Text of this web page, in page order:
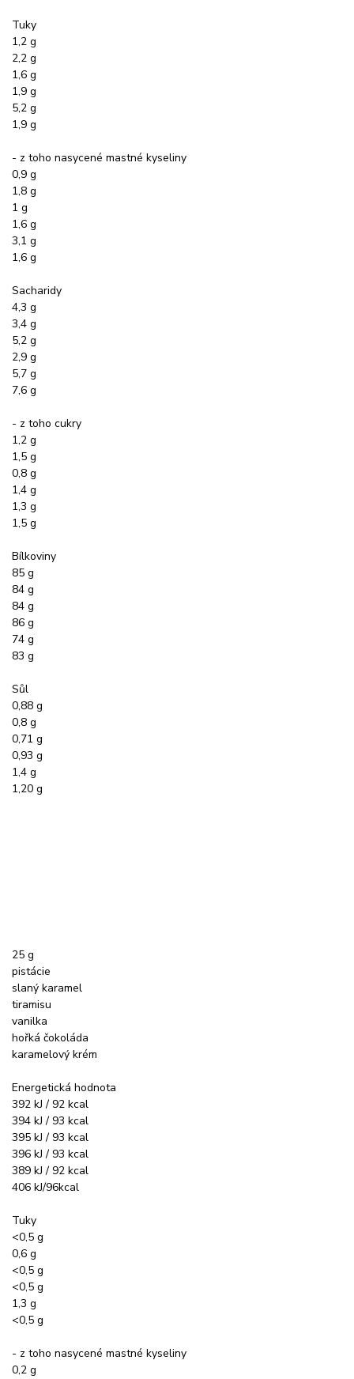
Tuky
1,2 g
2,2 g
1,6 g
1,9 g
5,2 g
1,9 g
- z toho nasycené mastné kyseliny
0,9 g
1,8 g
1 g
1,6 g
3,1 g
1,6 g
Sacharidy
4,3 g
3,4 g
5,2 g
2,9 g
5,7 g
7,6 g
- z toho cukry
1,2 g
1,5 g
0,8 g
1,4 g
1,3 g
1,5 g
Bílkoviny
85 g
84 g
84 g
86 g
74 g
83 g
Sůl
0,88 g
0,8 g
0,71 g
0,93 g
1,4 g
1,20 g
25 g
pistácie
slaný karamel
tiramisu
vanilka
hořká čokoláda
karamelový krém
Energetická hodnota
392 kJ / 92 kcal
394 kJ / 93 kcal
395 kJ / 93 kcal
396 kJ / 93 kcal
389 kJ / 92 kcal
406 kJ/96kcal
Tuky
<0,5 g
0,6 g
<0,5 g
<0,5 g
1,3 g
<0,5 g
- z toho nasycené mastné kyseliny
0,2 g